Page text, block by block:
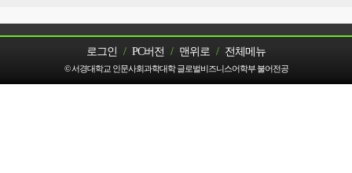
로그인 / PC버전 / 맨위로 / 전체메뉴
© 서경대학교 인문사회과학대학 글로벌비즈니스어학부 불어전공